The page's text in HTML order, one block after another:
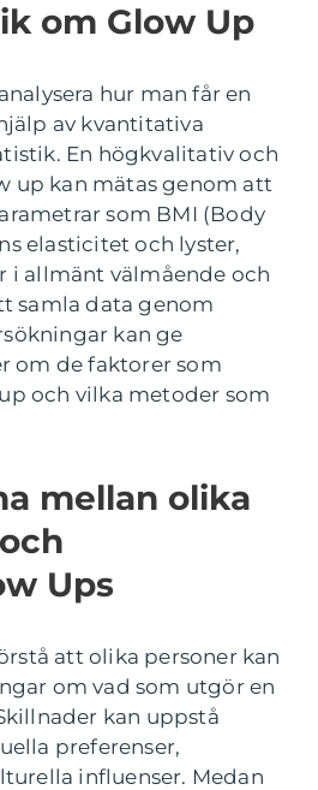
om Glow Up
hur man får en
av kvantitativa
En högkvalitativ och
up kan mätas genom att
som BMI (Body
elasticitet och lyster,
i allmänt välmående och
samla data genom
kan ge
om de faktorer som
och vilka metoder som
mellan olika
Ups
att olika personer kan
om vad som utgör en
kan uppstå
preferenser,
influenser. Medan